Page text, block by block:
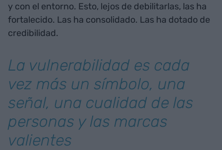
y con el entorno. Esto, lejos de debilitarlas, las ha
fortalecido. Las ha consolidado. Las ha dotado de
credibilidad.
La vulnerabilidad es cada
vez más un símbolo, una
señal, una cualidad de las
personas y las marcas
valientes